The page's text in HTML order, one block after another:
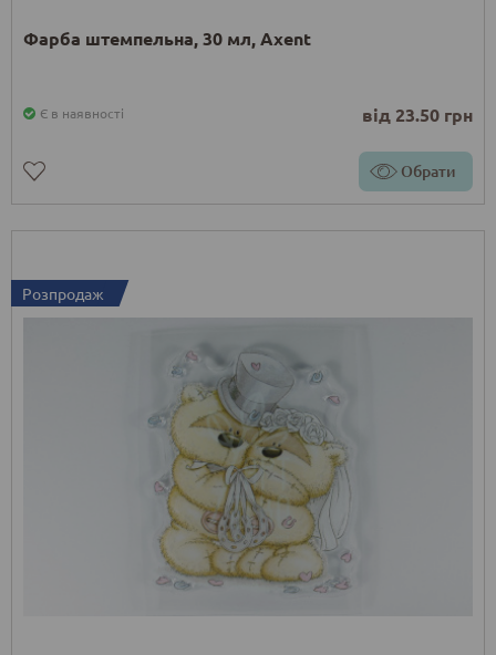
Фарба штемпельна, 30 мл, Axent
Є в наявності від 23.50 грн
Обрати
Розпродаж